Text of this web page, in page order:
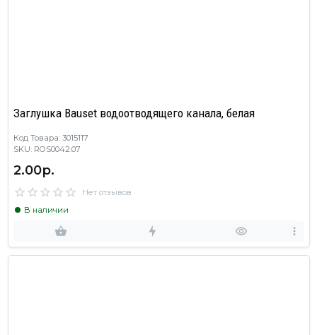
Заглушка Bauset водоотводящего канала, белая
Код Товара: 3015117
SKU: ROS0042.07
2.00р.
Нет отзывов
В наличии